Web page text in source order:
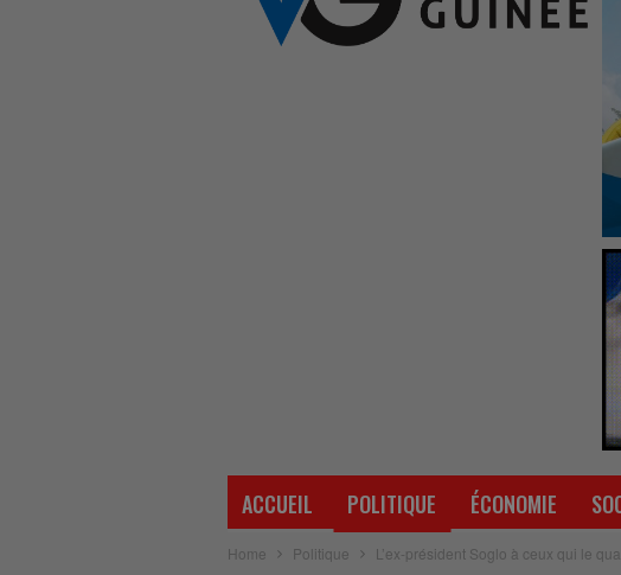
ACCUEIL POLITIQUE ÉCONOMIE
Home Politique L’ex-président Soglo à ceux qui le